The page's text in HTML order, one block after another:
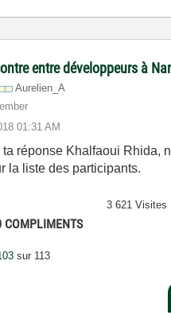
entre développeurs à
Aurelien_A
01:31 AM
ta réponse Khalfaoui Rhida,
la liste des participants.
COMPLIMENTS
sur 113
3 621 Visites